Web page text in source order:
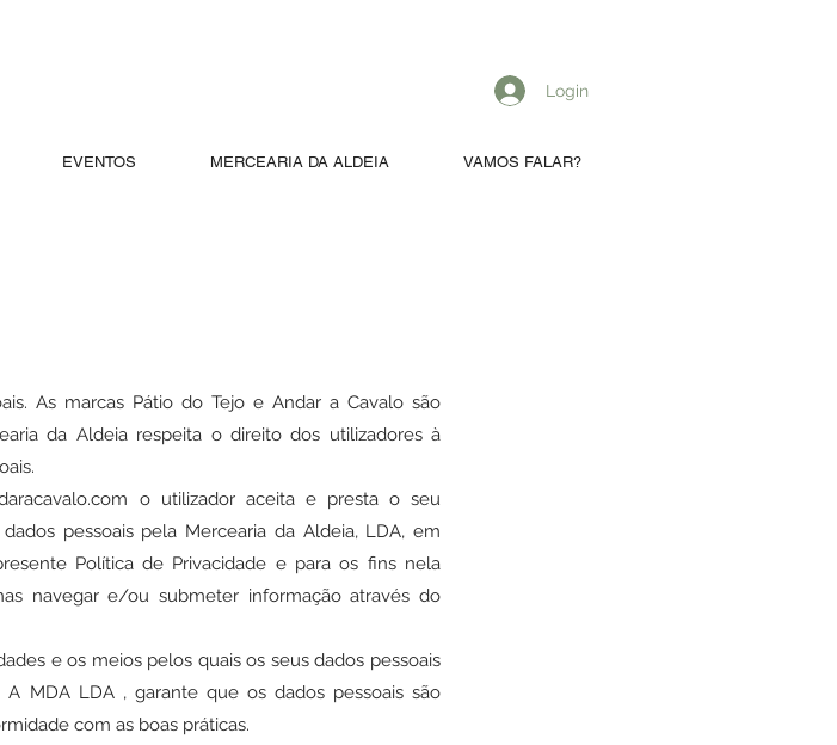
EVENTOS MERCEARIA DA ALDEIA VAMOS FALAR?
Login
As marcas Pátio do Tejo e Andar a Cavalo são
da Aldeia respeita o direito dos utilizadores à
o utilizador aceita e presta o seu
pessoais pela Mercearia da Aldeia, LDA, em
Política de Privacidade e para os fins nela
navegar e/ou submeter informação através do
e os meios pelos quais os seus dados pessoais
MDA LDA , garante que os dados pessoais são
com as boas práticas.